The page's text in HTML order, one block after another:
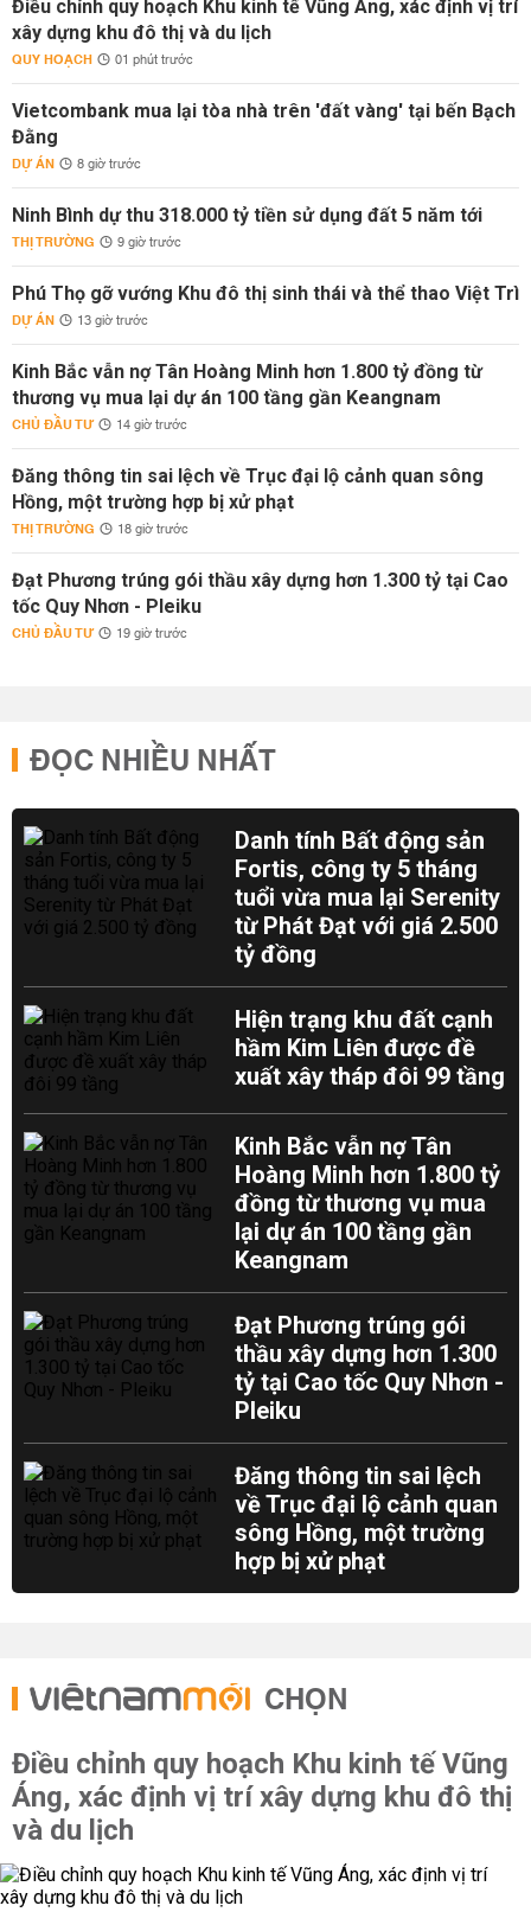
Điều chỉnh quy hoạch Khu kinh tế Vũng Áng, xác định vị trí
xây dựng khu đô thị và du lịch
QUY HOẠCH 01 phút trước
Vietcombank mua lại tòa nhà trên 'đất vàng' tại bến Bạch
Đằng
DỰ ÁN 8 giờ trước
Ninh Bình dự thu 318.000 tỷ tiền sử dụng đất 5 năm tới
THỊ TRƯỜNG 9 giờ trước
Phú Thọ gỡ vướng Khu đô thị sinh thái và thể thao Việt Trì
DỰ ÁN 13 giờ trước
Kinh Bắc vẫn nợ Tân Hoàng Minh hơn 1.800 tỷ đồng từ
thương vụ mua lại dự án 100 tầng gần Keangnam
CHỦ ĐẦU TƯ 14 giờ trước
Đăng thông tin sai lệch về Trục đại lộ cảnh quan sông
Hồng, một trường hợp bị xử phạt
THỊ TRƯỜNG 18 giờ trước
Đạt Phương trúng gói thầu xây dựng hơn 1.300 tỷ tại Cao
tốc Quy Nhơn - Pleiku
CHỦ ĐẦU TƯ 19 giờ trước
ĐỌC NHIỀU NHẤT
Danh tính Bất động sản
Fortis, công ty 5 tháng
tuổi vừa mua lại Serenity
từ Phát Đạt với giá 2.500
tỷ đồng
Hiện trạng khu đất cạnh
hầm Kim Liên được đề
xuất xây tháp đôi 99 tầng
Kinh Bắc vẫn nợ Tân
Hoàng Minh hơn 1.800 tỷ
đồng từ thương vụ mua
lại dự án 100 tầng gần
Keangnam
Đạt Phương trúng gói
thầu xây dựng hơn 1.300
tỷ tại Cao tốc Quy Nhơn -
Pleiku
Đăng thông tin sai lệch
về Trục đại lộ cảnh quan
sông Hồng, một trường
hợp bị xử phạt
CHỌN
Điều chỉnh quy hoạch Khu kinh tế Vũng
Áng, xác định vị trí xây dựng khu đô thị
và du lịch